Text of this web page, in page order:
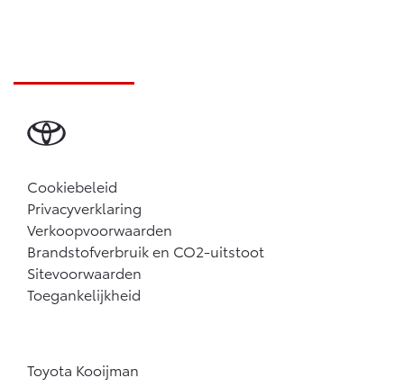
Cookiebeleid
Privacyverklaring
Verkoopvoorwaarden
Brandstofverbruik en CO2-uitstoot
Sitevoorwaarden
Toegankelijkheid
Toyota Kooijman